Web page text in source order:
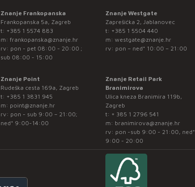
Znanje Frankopanska
Frankopanska 5a, Zagreb
t: +385 1 5574 883
m: frankopanska@znanje.hr
rv: pon - pet 08:00 - 20:00 ;
sub 08:00 - 15:00
Znanje Westgate
Zaprešićka 2, Jablanovec
t: +385 1 5504 440
m: westgate@znanje.hr
rv: pon – ned* 10:00 – 21:00
Znanje Point
Rudeška cesta 169a, Zagreb
t: +385 1 3831 945
m: point@znanje.hr
rv: pon - sub 9:00 – 21:00;
ned* 9:00-14:00
Znanje Retail Park
Branimirova
Ulica kneza Branimira 119b,
Zagreb
t: + 385 1 2796 541
m: branimirova@znanje.hr
rv: pon -sub 9:00 - 21:00, ned*
9:00 - 20:00